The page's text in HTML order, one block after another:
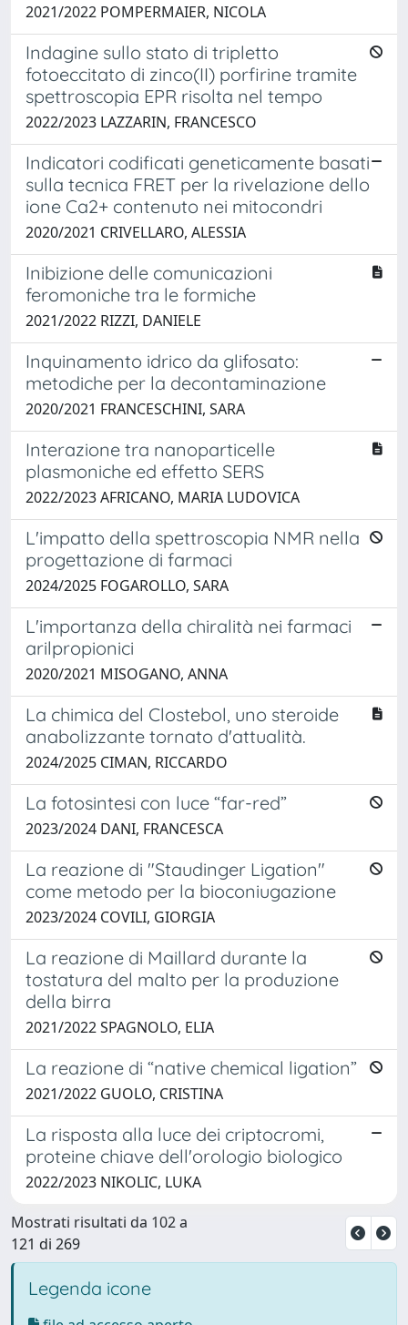
2021/2022 POMPERMAIER, NICOLA
Indagine sullo stato di tripletto
fotoeccitato di zinco(II) porfirine tramite
spettroscopia EPR risolta nel tempo
2022/2023 LAZZARIN, FRANCESCO
Indicatori codificati geneticamente basati
sulla tecnica FRET per la rivelazione dello
ione Ca2+ contenuto nei mitocondri
2020/2021 CRIVELLARO, ALESSIA
Inibizione delle comunicazioni
feromoniche tra le formiche
2021/2022 RIZZI, DANIELE
Inquinamento idrico da glifosato:
metodiche per la decontaminazione
2020/2021 FRANCESCHINI, SARA
Interazione tra nanoparticelle
plasmoniche ed effetto SERS
2022/2023 AFRICANO, MARIA LUDOVICA
L'impatto della spettroscopia NMR nella
progettazione di farmaci
2024/2025 FOGAROLLO, SARA
L'importanza della chiralità nei farmaci
arilpropionici
2020/2021 MISOGANO, ANNA
La chimica del Clostebol, uno steroide
anabolizzante tornato d'attualità.
2024/2025 CIMAN, RICCARDO
La fotosintesi con luce “far-red”
2023/2024 DANI, FRANCESCA
La reazione di "Staudinger Ligation"
come metodo per la bioconiugazione
2023/2024 COVILI, GIORGIA
La reazione di Maillard durante la
tostatura del malto per la produzione
della birra
2021/2022 SPAGNOLO, ELIA
La reazione di “native chemical ligation”
2021/2022 GUOLO, CRISTINA
La risposta alla luce dei criptocromi,
proteine chiave dell'orologio biologico
2022/2023 NIKOLIC, LUKA
Mostrati risultati da 102 a
121 di 269
Legenda icone